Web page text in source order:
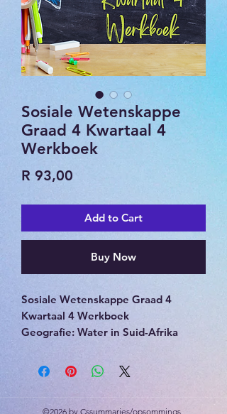
Sosiale Wetenskappe
Graad 4 Kwartaal 4
Werkboek
R 93,00
Add to Cart
Buy Now
Sosiale Wetenskappe Graad 4
Kwartaal 4 Werkboek
Geografie: Water in Suid-Afrika
Geskiedenis: Kommunikasie deur
die jare.
Opsomming, aktiwiteite,
memorandum
©2026 by Cssummaries/opsommings.